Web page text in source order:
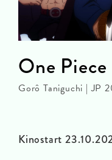
Kinostart
One
Gorô Taniguchi | JP